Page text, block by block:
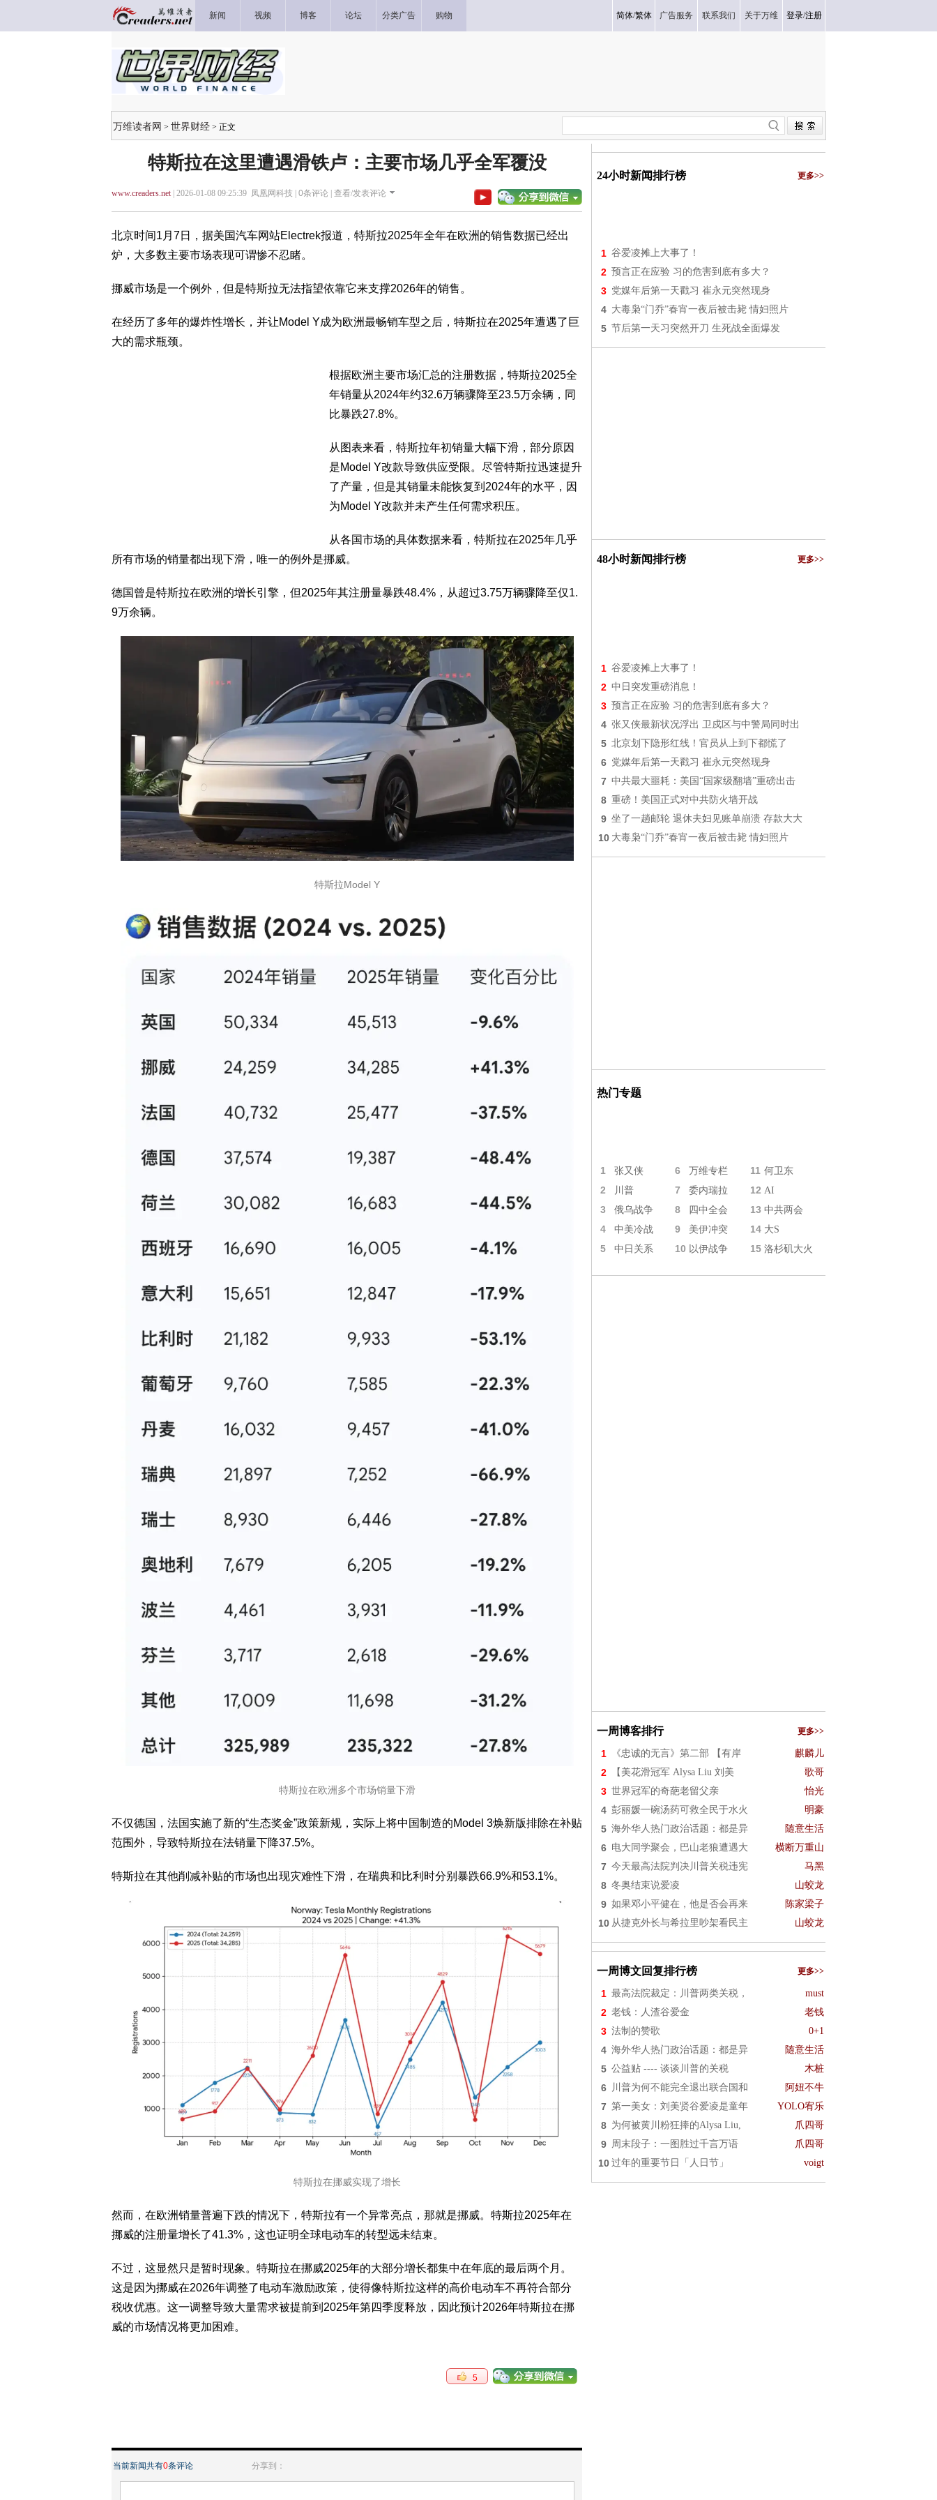
新闻 视频 博客 论坛 分类广告 购物 简体/繁体 广告服务 联系我们 关于万维 登录/注册
万维读者网 > 世界财经 > 正文
特斯拉在这里遭遇滑铁卢：主要市场几乎全军覆没
www.creaders.net| 2026-01-08 09:25:39 凤凰网科技 | 0条评论 | 查看/发表评论
北京时间1月7日，据美国汽车网站Electrek报道，特斯拉2025年全年在欧洲的销售数据已经出
炉，大多数主要市场表现可谓惨不忍睹。
挪威市场是一个例外，但是特斯拉无法指望依靠它来支撑2026年的销售。
在经历了多年的爆炸性增长，并让Model Y成为欧洲最畅销车型之后，特斯拉在2025年遭遇了巨
大的需求瓶颈。
根据欧洲主要市场汇总的注册数据，特斯拉2025全
年销量从2024年约32.6万辆骤降至23.5万余辆，同
比暴跌27.8%。
从图表来看，特斯拉年初销量大幅下滑，部分原因
是Model Y改款导致供应受限。尽管特斯拉迅速提升
了产量，但是其销量未能恢复到2024年的水平，因
为Model Y改款并未产生任何需求积压。
从各国市场的具体数据来看，特斯拉在2025年几乎
所有市场的销量都出现下滑，唯一的例外是挪威。
德国曾是特斯拉在欧洲的增长引擎，但2025年其注册量暴跌48.4%，从超过3.75万辆骤降至仅1.
9万余辆。
特斯拉Model Y
特斯拉在欧洲多个市场销量下滑
不仅德国，法国实施了新的“生态奖金”政策新规，实际上将中国制造的Model 3焕新版排除在补贴
范围外，导致特斯拉在法销量下降37.5%。
特斯拉在其他削减补贴的市场也出现灾难性下滑，在瑞典和比利时分别暴跌66.9%和53.1%。
特斯拉在挪威实现了增长
然而，在欧洲销量普遍下跌的情况下，特斯拉有一个异常亮点，那就是挪威。特斯拉2025年在
挪威的注册量增长了41.3%，这也证明全球电动车的转型远未结束。
不过，这显然只是暂时现象。特斯拉在挪威2025年的大部分增长都集中在年底的最后两个月。
这是因为挪威在2026年调整了电动车激励政策，使得像特斯拉这样的高价电动车不再符合部分
税收优惠。这一调整导致大量需求被提前到2025年第四季度释放，因此预计2026年特斯拉在挪
威的市场情况将更加困难。
5
当前新闻共有0条评论 分享到：
24小时新闻排行榜 更多>>
1 谷爱凌摊上大事了！
2 预言正在应验 习的危害到底有多大？
3 党媒年后第一天戳习 崔永元突然现身
4 大毒枭“门乔”春宵一夜后被击毙 情妇照片
5 节后第一天习突然开刀 生死战全面爆发
48小时新闻排行榜 更多>>
1 谷爱凌摊上大事了！
2 中日突发重磅消息！
3 预言正在应验 习的危害到底有多大？
4 张又侠最新状况浮出 卫戍区与中警局同时出
5 北京划下隐形红线！官员从上到下都慌了
6 党媒年后第一天戳习 崔永元突然现身
7 中共最大噩耗：美国“国家级翻墙”重磅出击
8 重磅！美国正式对中共防火墙开战
9 坐了一趟邮轮 退休夫妇见账单崩溃 存款大大
10 大毒枭“门乔”春宵一夜后被击毙 情妇照片
热门专题
1 张又侠 6 万维专栏 11 何卫东
2 川普 7 委内瑞拉 12 AI
3 俄乌战争 8 四中全会 13 中共两会
4 中美冷战 9 美伊冲突 14 大S
5 中日关系 10 以伊战争 15 洛杉矶大火
一周博客排行 更多>>
1 《忠诚的无言》第二部 【有岸 麒麟儿
2 【美花滑冠军 Alysa Liu 刘美 歌哥
3 世界冠军的奇葩老留父亲 怡光
4 彭丽媛一碗汤药可救全民于水火 明豪
5 海外华人热门政治话题：都是异 随意生活
6 电大同学聚会，巴山老狼遭遇大 横断万重山
7 今天最高法院判决川普关税违宪 马黑
8 冬奥结束说爱凌 山蛟龙
9 如果邓小平健在，他是否会再来 陈家梁子
10 从捷克外长与希拉里吵架看民主 山蛟龙
一周博文回复排行榜 更多>>
1 最高法院裁定：川普两类关税， must
2 老钱：人渣谷爱金 老钱
3 法制的赞歌 0+1
4 海外华人热门政治话题：都是异 随意生活
5 公益贴 ---- 谈谈川普的关税 木桩
6 川普为何不能完全退出联合国和 阿妞不牛
7 第一美女：刘美贤谷爱凌是童年 YOLO宥乐
8 为何被黄川粉狂捧的Alysa Liu, 爪四哥
9 周末段子：一图胜过千言万语 爪四哥
10 过年的重要节日「人日节」 voigt